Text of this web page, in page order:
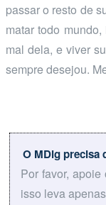
passar o resto de
matar todo
mal dela, e viver
sempre desejou.
O MDig precisa
Por favor,
isso leva